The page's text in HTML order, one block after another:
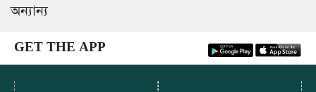
অন্যান্য
GET THE APP